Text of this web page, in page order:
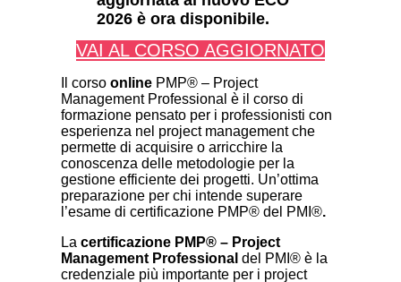
2026 è ora disponibile.
VAI AL CORSO AGGIORNATO
Il corsoonline PMP® – Project
Management Professional è il corso di
formazione pensato per i professionisti con
esperienza nel project management che
permette di acquisire o arricchire la
conoscenza delle metodologie per la
gestione efficiente dei progetti. Un’ottima
preparazione per chi intende superare
l’esame di certificazione PMP® del PMI®.
La certificazione PMP® – Project
Management Professional del PMI® è la
credenziale più importante per i project